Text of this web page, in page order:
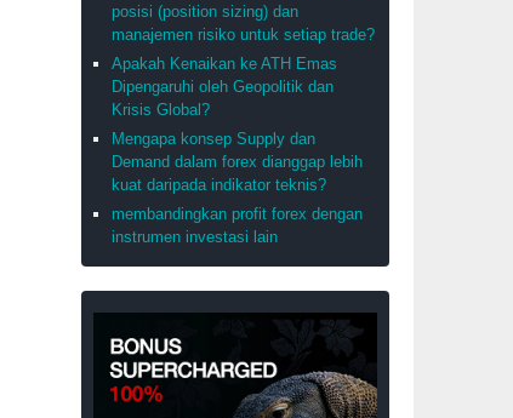
posisi (position sizing) dan
manajemen risiko untuk setiap trade?
Apakah Kenaikan ke ATH Emas
Dipengaruhi oleh Geopolitik dan
Krisis Global?
Mengapa konsep Supply dan
Demand dalam forex dianggap lebih
kuat daripada indikator teknis?
membandingkan profit forex dengan
instrumen investasi lain